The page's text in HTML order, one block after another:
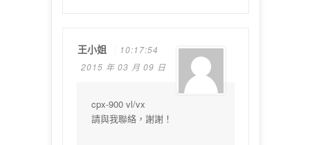
王小姐
10:17:54
2015 年 03 月 09 日
cpx-900 vl/vx
請與我聯絡，謝謝！